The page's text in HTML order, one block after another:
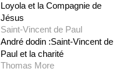
Loyola et la Compagnie de
Jésus
Saint-Vincent de Paul
André dodin :Saint-Vincent de
Paul et la charité
Thomas More